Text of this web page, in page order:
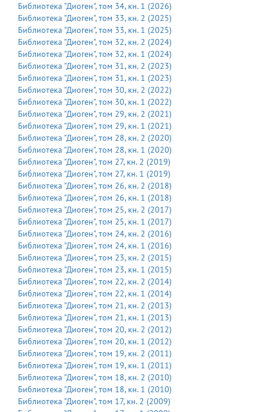
Библиотека "Диоген", том 34, кн. 1 (2026)
Библиотека "Диоген", том 33, кн. 2 (2025)
Библиотека "Диоген", том 33, кн. 1 (2025)
Библиотека "Диоген", том 32, кн. 2 (2024)
Библиотека "Диоген", том 32, кн. 1 (2024)
Библиотека "Диоген", том 31, кн. 2 (2023)
Библиотека "Диоген", том 31, кн. 1 (2023)
Библиотека "Диоген", том 30, кн. 2 (2022)
Библиотека "Диоген", том 30, кн. 1 (2022)
Библиотека "Диоген", том 29, кн. 2 (2021)
Библиотека "Диоген", том 29, кн. 1 (2021)
Библиотека "Диоген", том 28, кн. 2 (2020)
Библиотека "Диоген", том 28, кн. 1 (2020)
Библиотека "Диоген", том 27, кн. 2 (2019)
Библиотека "Диоген", том 27, кн. 1 (2019)
Библиотека "Диоген", том 26, кн. 2 (2018)
Библиотека "Диоген", том 26, кн. 1 (2018)
Библиотека "Диоген", том 25, кн. 2 (2017)
Библиотека "Диоген", том 25, кн. 1 (2017)
Библиотека "Диоген", том 24, кн. 2 (2016)
Библиотека "Диоген", том 24, кн. 1 (2016)
Библиотека "Диоген", том 23, кн. 2 (2015)
Библиотека "Диоген", том 23, кн. 1 (2015)
Библиотека "Диоген", том 22, кн. 2 (2014)
Библиотека "Диоген", том 22, кн. 1 (2014)
Библиотека "Диоген", том 21, кн. 2 (2013)
Библиотека "Диоген", том 21, кн. 1 (2013)
Библиотека "Диоген", том 20, кн. 2 (2012)
Библиотека "Диоген", том 20, кн. 1 (2012)
Библиотека "Диоген", том 19, кн. 2 (2011)
Библиотека "Диоген", том 19, кн. 1 (2011)
Библиотека "Диоген", том 18, кн. 2 (2010)
Библиотека "Диоген", том 18, кн. 1 (2010)
Библиотека "Диоген", том 17, кн. 2 (2009)